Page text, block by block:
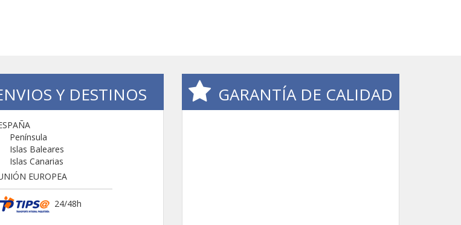
Y DESTINOS
Península
Islas Baleares
Islas Canarias
EUROPEA
24/48h
GARANTÍA DE CALIDAD